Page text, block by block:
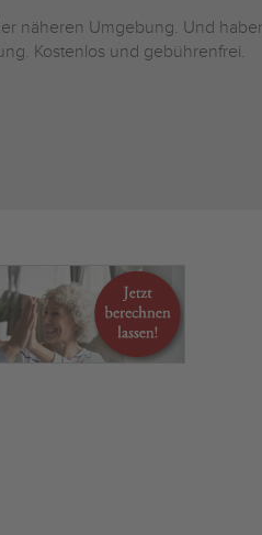
näheren Umgebung. Und
Kostenlos und gebührenfrei.